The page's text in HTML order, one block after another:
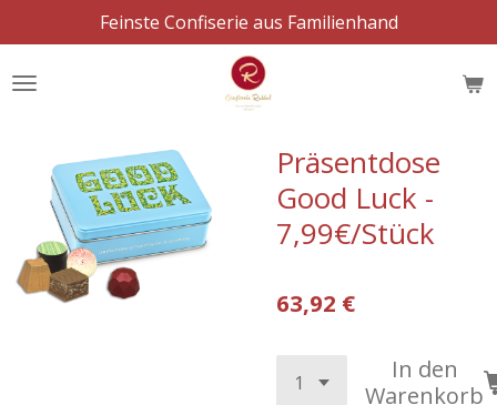
Hauptinhalt
springen
Feinste Confiserie aus Familienhand
Präsentdose
Good Luck -
7,99€/Stück
63,92 €
In den
Warenkorb